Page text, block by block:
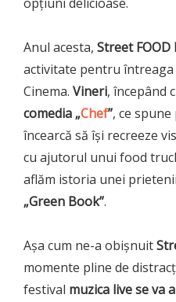
Anul acesta, Street FOOD
activitate pentru
Cinema. Vineri, începând
comedia „Chef”, ce
încearcă să își recreeze
cu ajutorul unui food
aflăm istoria unei
„Green Book”.
Așa cum ne-a obișnuit
momente pline de
festival muzica live se va